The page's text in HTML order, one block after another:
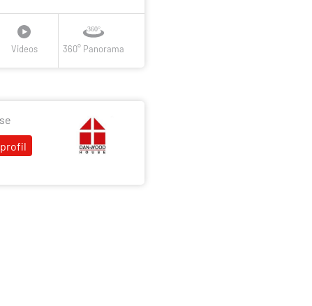
Videos 360° Panorama